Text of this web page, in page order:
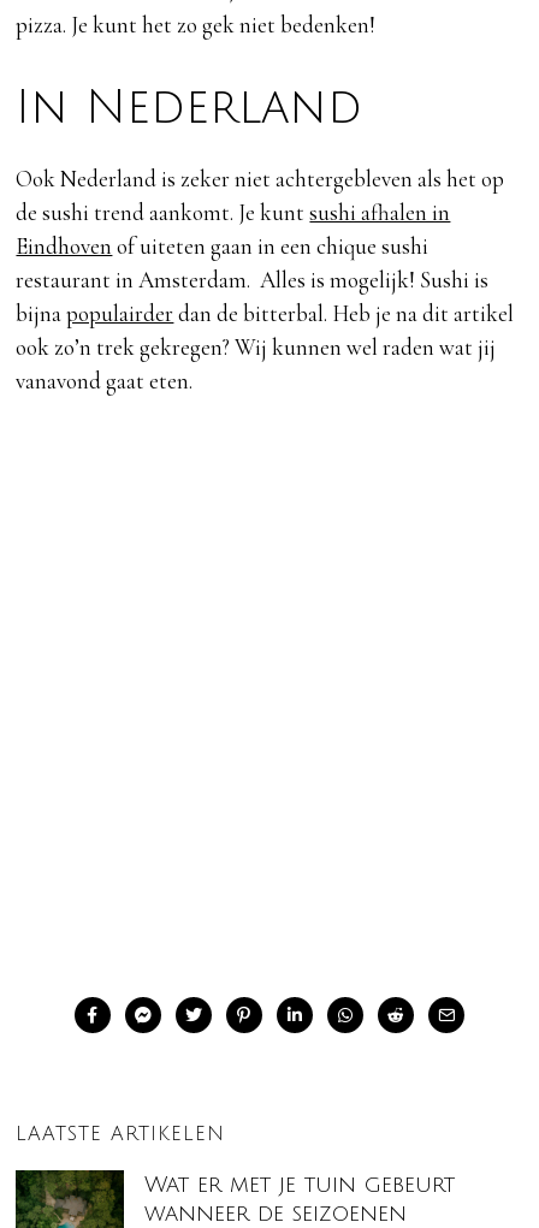
pizza. Je kunt het zo gek niet bedenken!
In Nederland
Ook Nederland is zeker niet achtergebleven als het op
de sushi trend aankomt. Je kuntsushi afhalen in
Eindhoven of uiteten gaan in een chique sushi
restaurant in Amsterdam. Alles is mogelijk! Sushi is
bijnapopulairderdan de bitterbal. Heb je na dit artikel
ook zo’n trek gekregen? Wij kunnen wel raden wat jij
vanavond gaat eten.
LAATSTE ARTIKELEN
Wat er met je tuin gebeurt
wanneer de seizoenen